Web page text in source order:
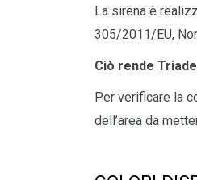
La sirena è
305/2011/EU,
Ciò rende
Per verificare la
dell’area da